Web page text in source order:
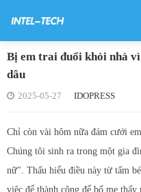
Bị em trai đuổi khỏi nhà
dâu
2025-05-27 IDOPRESS
Chỉ còn vài hôm nữa đám cưới
Chúng tôi sinh ra trong một gia
nữ". Thấu hiểu điều này từ tấm
việc để thành công,để bố mẹ